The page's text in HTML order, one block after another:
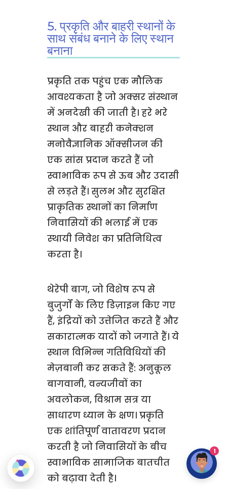
5. प्रकृति और बाहरी स्थानों के
साथ संबंध बनाने के लिए स्थान
बनाना
प्रकृति तक पहुंच एक मौलिक
आवश्यकता है जो अक्सर संस्थान
में अनदेखी की जाती है। हरे भरे
स्थान और बाहरी कनेक्शन
मनोवैज्ञानिक ऑक्सीजन की
एक सांस प्रदान करते हैं जो
स्वाभाविक रूप से ऊब और उदासी
से लड़ते हैं। सुलभ और सुरक्षित
प्राकृतिक स्थानों का निर्माण
निवासियों की भलाई में एक
स्थायी निवेश का प्रतिनिधित्व
करता है।
थेरेपी बाग, जो विशेष रूप से
बुजुर्गों के लिए डिज़ाइन किए गए
हैं, इंद्रियों को उत्तेजित करते हैं और
सकारात्मक यादों को जगाते हैं। ये
स्थान विभिन्न गतिविधियों की
मेज़बानी कर सकते हैं: अनुकूल
बागवानी, वन्यजीवों का
अवलोकन, विश्राम सत्र या
साधारण ध्यान के क्षण। प्रकृति
एक शांतिपूर्ण वातावरण प्रदान
करती है जो निवासियों के बीच
स्वाभाविक सामाजिक बातचीत
को बढ़ावा देती है।
1